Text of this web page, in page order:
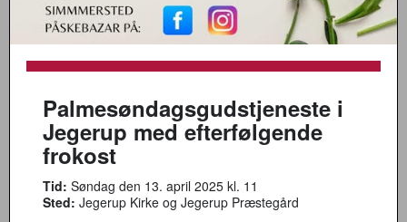
Palmesøndagsgudstjeneste i
Jegerup med efterfølgende
frokost
Tid: Søndag den 13. april 2025 kl. 11
Sted: Jegerup Kirke og Jegerup Præstegård